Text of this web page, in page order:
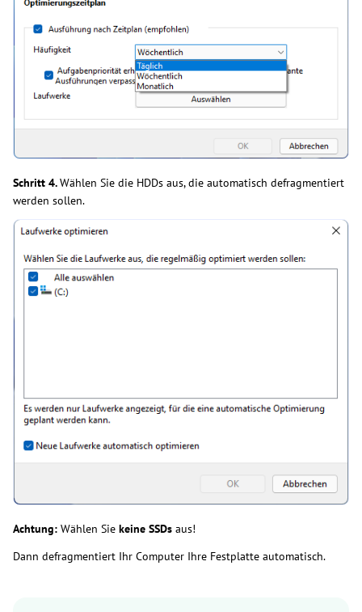
Schritt 4.Wählen Sie die HDDs aus, die automatisch defragmentiert
werden sollen.
Achtung: Wählen Sie keine SSDs aus!
Dann defragmentiert Ihr Computer Ihre Festplatte automatisch.